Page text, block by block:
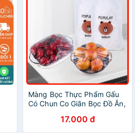
Màng Bọc Thực Phẩm Gấu
Có Chun Co Giãn Bọc Đồ Ăn,
17.000 đ